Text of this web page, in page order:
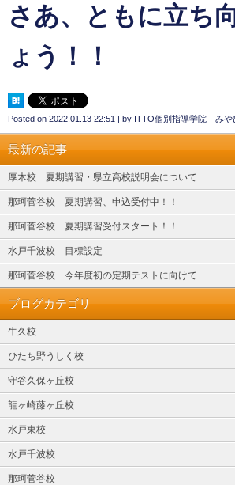
さあ、ともに立ち
ょう！！
Posted on 2022.01.13 22:51 | by ITTO個別指導学院 みや
最新の記事
厚木校 夏期講習・県立高校説明会について
那珂菅谷校 夏期講習、申込受付中！！
那珂菅谷校 夏期講習受付スタート！！
水戸千波校 目標設定
那珂菅谷校 今年度初の定期テストに向けて
ブログカテゴリ
牛久校
ひたち野うしく校
守谷久保ヶ丘校
龍ヶ崎藤ヶ丘校
水戸東校
水戸千波校
那珂菅谷校